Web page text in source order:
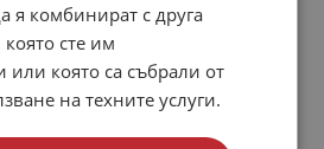
на бисквитки
свързан с покупка онлайн,
ползвате сайта ОРС
я комбинират с друга
сте им
или която са събрали от
на техните услуги.